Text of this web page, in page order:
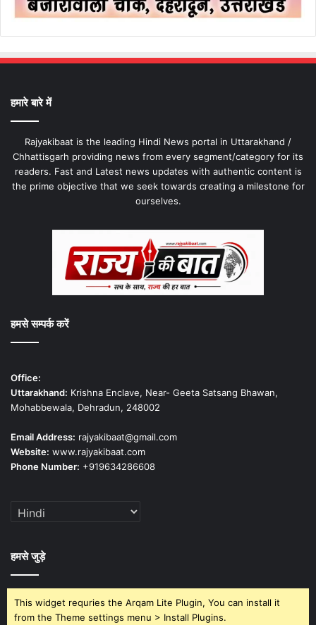
हमारे बारे में
Rajyakibaat is the leading Hindi News portal in Uttarakhand /
Chhattisgarh providing news from every segment/category for its
readers. Fast and Latest news updates with authentic content is
the prime objective that we seek towards creating a milestone for
ourselves.
हमसे सम्पर्क करें
Office:
Uttarakhand: Krishna Enclave, Near- Geeta Satsang Bhawan,
Mohabbewala, Dehradun, 248002
Email Address: rajyakibaat@gmail.com
Website: www.rajyakibaat.com
Phone Number: +919634286608
हमसे जुड़े
This widget requries the Arqam Lite Plugin, You can install it
from the Theme settings menu > Install Plugins.